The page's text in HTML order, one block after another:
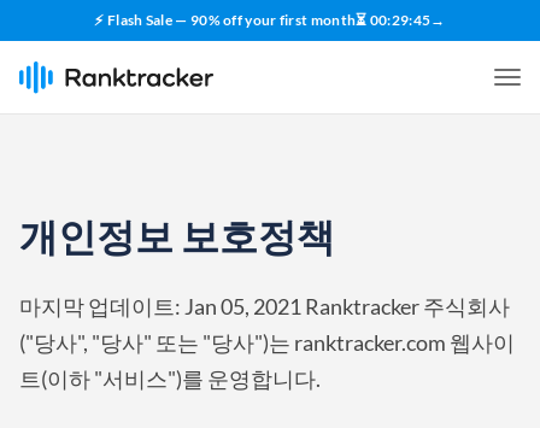
⚡ Flash Sale — 90% off your first month⏳ 00:29:44→
개인정보 보호정책
마지막 업데이트: Jan 05, 2021 Ranktracker 주식회사
("당사", "당사" 또는 "당사")는 ranktracker.com 웹사이
트(이하 "서비스")를 운영합니다.